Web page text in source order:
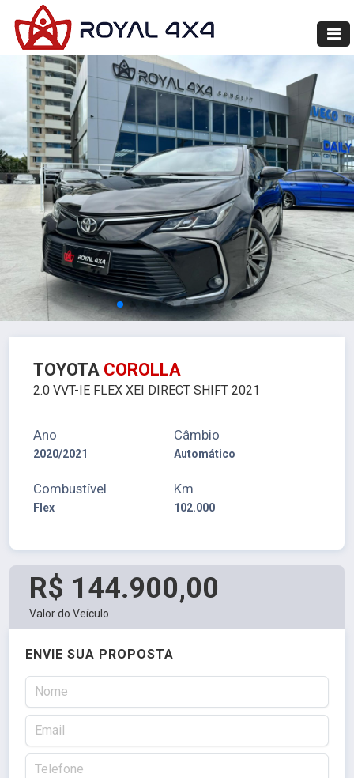
TOYOTA COROLLA
2.0 VVT-IE FLEX XEI DIRECT SHIFT 2021
Ano
2020/2021
Câmbio
Automático
Combustível
Flex
Km
102.000
R$ 144.900,00
Valor do Veículo
ENVIE SUA PROPOSTA